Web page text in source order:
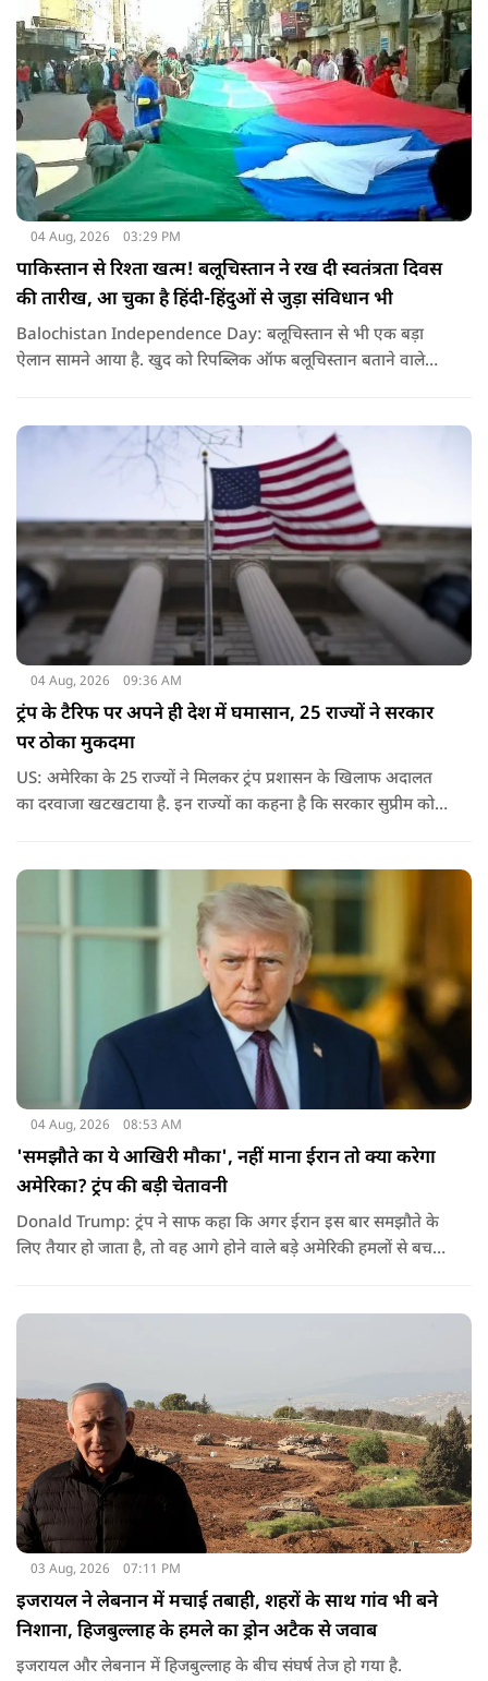
04 Aug, 2026 03:29 PM
पाकिस्तान से रिश्ता खत्म! बलूचिस्तान ने रख दी स्वतंत्रता दिवस
की तारीख, आ चुका है हिंदी-हिंदुओं से जुड़ा संविधान भी
Balochistan Independence Day: बलूचिस्तान से भी एक बड़ा
ऐलान सामने आया है. खुद को रिपब्लिक ऑफ बलूचिस्तान बताने वाले
04 Aug, 2026 09:36 AM
ट्रंप के टैरिफ पर अपने ही देश में घमासान, 25 राज्यों ने सरकार
पर ठोका मुकदमा
US: अमेरिका के 25 राज्यों ने मिलकर ट्रंप प्रशासन के खिलाफ अदालत
का दरवाजा खटखटाया है. इन राज्यों का कहना है कि सरकार सुप्रीम कोर्ट
04 Aug, 2026 08:53 AM
'समझौते का ये आखिरी मौका', नहीं माना ईरान तो क्या करेगा
अमेरिका? ट्रंप की बड़ी चेतावनी
Donald Trump: ट्रंप ने साफ कहा कि अगर ईरान इस बार समझौते के
लिए तैयार हो जाता है, तो वह आगे होने वाले बड़े अमेरिकी हमलों से बच
03 Aug, 2026 07:11 PM
इजरायल ने लेबनान में मचाई तबाही, शहरों के साथ गांव भी बने
निशाना, हिजबुल्लाह के हमले का ड्रोन अटैक से जवाब
इजरायल और लेबनान में हिजबुल्लाह के बीच संघर्ष तेज हो गया है.